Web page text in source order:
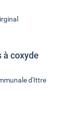
à coxyde
d'Ittre